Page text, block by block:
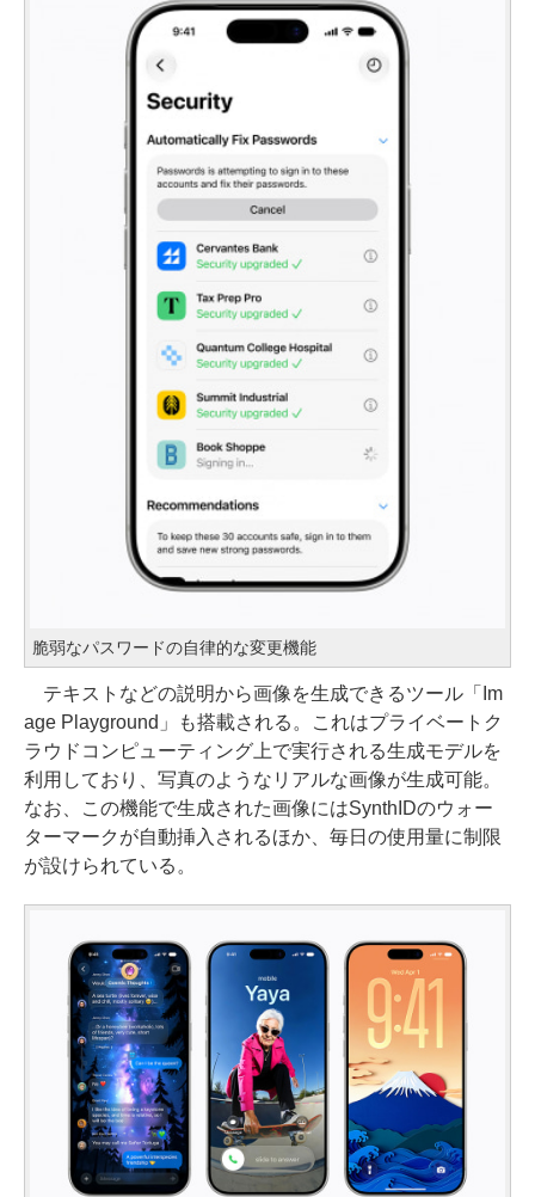
脆弱なパスワードの自律的な変更機能
テキストなどの説明から画像を生成できるツール「Im
age Playground」も搭載される。これはプライベートク
ラウドコンピューティング上で実行される生成モデルを
利用しており、写真のようなリアルな画像が生成可能。
なお、この機能で生成された画像にはSynthIDのウォー
ターマークが自動挿入されるほか、毎日の使用量に制限
が設けられている。